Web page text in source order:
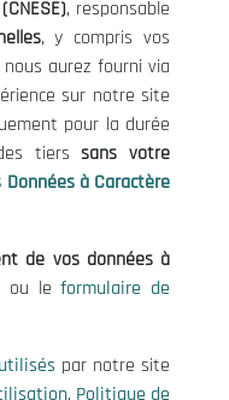
contact@cnese.dz
Suggestions ou Initiatives ?
vous, soyez le premier à
dernières nouvelles.
et Environnemental
, responsable
, y compris vos
aurez fourni via
sur notre site
pour la durée
tierssans votre
à Caractère
de vos données à
ou leformulaire de
par notre site
, Politique de